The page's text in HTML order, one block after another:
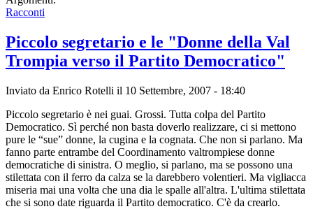
Racconti
Piccolo segretario e le "Donne della Val
Trompia verso il Partito Democratico"
Inviato da Enrico Rotelli il 10 Settembre, 2007 - 18:40
Piccolo segretario è nei guai. Grossi. Tutta colpa del Partito
Democratico. Sì perché non basta doverlo realizzare, ci si mettono
pure le “sue” donne, la cugina e la cognata. Che non si parlano. Ma
fanno parte entrambe del Coordinamento valtrompiese donne
democratiche di sinistra. O meglio, si parlano, ma se possono una
stilettata con il ferro da calza se la darebbero volentieri. Ma vigliacca
miseria mai una volta che una dia le spalle all'altra. L'ultima stilettata
che si sono date riguarda il Partito democratico. C'è da crearlo.